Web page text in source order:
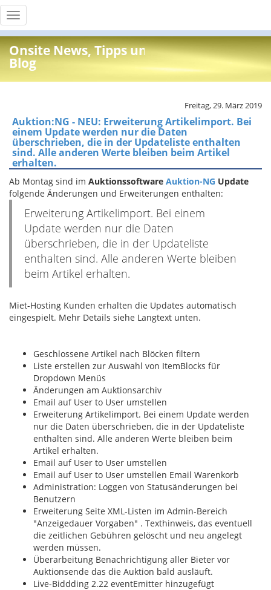
Toggle
navigation
Onsite News, Tipps und Info
Blog
Freitag, 29. März 2019
Auktion:NG - NEU: Erweiterung Artikelimport. Bei
einem Update werden nur die Daten
überschrieben, die in der Updateliste enthalten
sind. Alle anderen Werte bleiben beim Artikel
erhalten.
Ab Montag sind im Auktionssoftware Auktion-NG Update
folgende Änderungen und Erweiterungen enthalten:
Erweiterung Artikelimport. Bei einem
Update werden nur die Daten
überschrieben, die in der Updateliste
enthalten sind. Alle anderen Werte bleiben
beim Artikel erhalten.
Miet-Hosting Kunden erhalten die Updates automatisch
eingespielt. Mehr Details siehe Langtext unten.
Geschlossene Artikel nach Blöcken filtern
Liste erstellen zur Auswahl von ItemBlocks für
Dropdown Menüs
Änderungen am Auktionsarchiv
Email auf User to User umstellen
Erweiterung Artikelimport. Bei einem Update werden
nur die Daten überschrieben, die in der Updateliste
enthalten sind. Alle anderen Werte bleiben beim
Artikel erhalten.
Email auf User to User umstellen
Email auf User to User umstellen Email Warenkorb
Administration: Loggen von Statusänderungen bei
Benutzern
Erweiterung Seite XML-Listen im Admin-Bereich
"Anzeigedauer Vorgaben" . Texthinweis, das eventuell
die zeitlichen Gebühren gelöscht und neu angelegt
werden müssen.
Überarbeitung Benachrichtigung aller Bieter vor
Auktionsende das die Auktion bald ausläuft.
Live-Biddding 2.22 eventEmitter hinzugefügt